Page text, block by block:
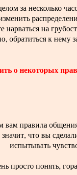
за несколько
на
обратиться к нему
о некоторых
вам правила
значит, что вы
испытывать
просто понять,